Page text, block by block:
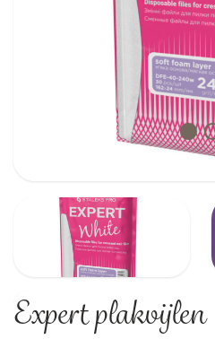
Expert plakvijlen